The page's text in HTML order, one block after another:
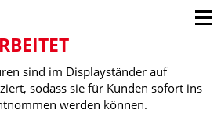
sind im Displayständer auf
sodass sie für Kunden sofort ins
werden können.